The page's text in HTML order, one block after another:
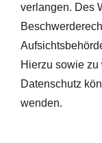
verlangen. Des
Hierzu sowie
Datenschutz
wenden.